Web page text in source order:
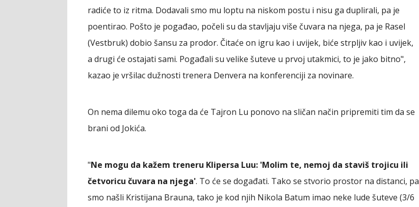
radiće to iz ritma. Dodavali smo mu loptu na niskom postu i nisu ga duplirali, pa je
poentirao. Pošto je pogađao, počeli su da stavljaju više čuvara na njega, pa je Rasel
(Vestbruk) dobio šansu za prodor. Čitaće on igru kao i uvijek, biće strpljiv kao i uvijek,
a drugi će ostajati sami. Pogađali su velike šuteve u prvoj utakmici, to je jako bitno",
kazao je vršilac dužnosti trenera Denvera na konferenciji za novinare.
On nema dilemu oko toga da će Tajron Lu ponovo na sličan način pripremiti tim da se
brani od Jokića.
"Ne mogu da kažem treneru Klipersa Luu: 'Molim te, nemoj da staviš trojicu ili
četvoricu čuvara na njega'. To će se događati. Tako se stvorio prostor na distanci, pa
smo našli Kristijana Brauna, tako je kod njih Nikola Batum imao neke lude šuteve (3/6